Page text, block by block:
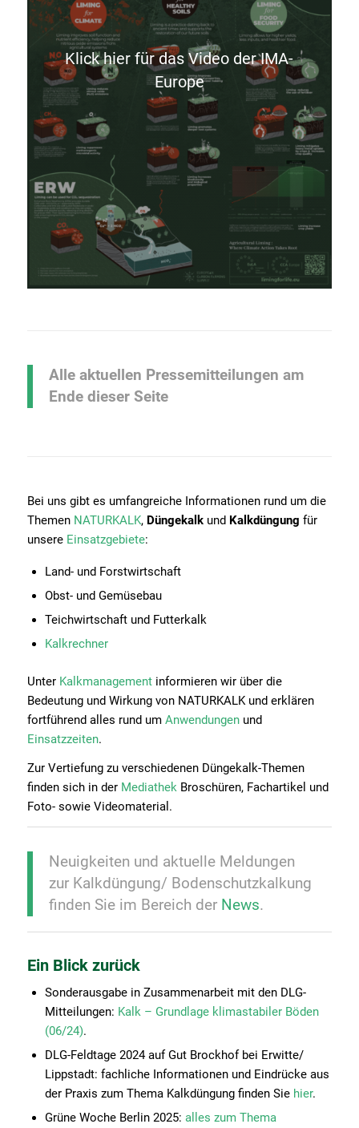
Klick hier für das Video der IMA-
Europe
Alle aktuellen Pressemitteilungen am
Ende dieser Seite
Bei uns gibt es umfangreiche Informationen rund um die
Themen NATURKALK, Düngekalkund Kalkdüngung für
unsere Einsatzgebiete:
Land- und Forstwirtschaft
Obst- und Gemüsebau
Teichwirtschaft und Futterkalk
Kalkrechner
Unter Kalkmanagementinformieren wir über die
Bedeutung und Wirkung von NATURKALK und erklären
fortführend alles rund um Anwendungenund
Einsatzzeiten.
Zur Vertiefung zu verschiedenen Düngekalk-Themen
finden sich in der MediathekBroschüren, Fachartikel und
Foto- sowie Videomaterial.
Neuigkeiten und aktuelle Meldungen
zur Kalkdüngung/ Bodenschutzkalkung
finden Sie im Bereich der News.
Ein Blick zurück
Sonderausgabe in Zusammenarbeit mit den DLG-
Mitteilungen: Kalk – Grundlage klimastabiler Böden
(06/24).
DLG-Feldtage 2024 auf Gut Brockhof bei Erwitte/
Lippstadt: fachliche Informationen und Eindrücke aus
der Praxis zum Thema Kalkdüngung finden Sie hier.
Grüne Woche Berlin 2025: alles zum Thema